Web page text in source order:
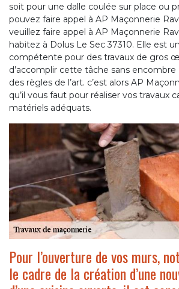
soit pour une dalle coulée sur place ou
pouvez faire appel à AP Maçonnerie
veuillez faire appel à AP Maçonnerie
habitez à Dolus Le Sec 37310. Elle est
compétente pour des travaux de gros
d’accomplir cette tâche sans
des règles de l’art. c’est alors AP
qu’il vous faut pour réaliser vos travaux
matériels adéquats.
Pour l’ouverture de vos murs,
le cadre de la création d’une